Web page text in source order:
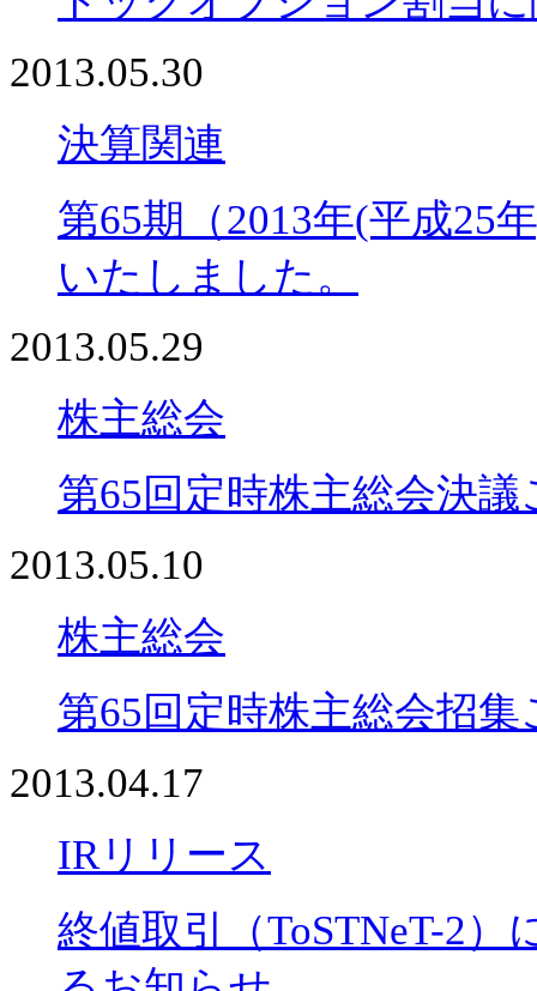
2013.05.30
決算関連
第65期（2013年(平成25
いたしました。
2013.05.29
株主総会
第65回定時株主総会決
2013.05.10
株主総会
第65回定時株主総会招
2013.04.17
IRリリース
終値取引（ToSTNeT-2